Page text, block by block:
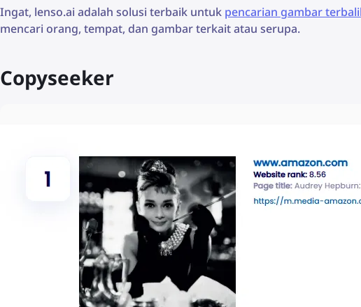
Ingat, lenso.ai adalah solusi terbaik untuk pencarian gambar
mencari orang, tempat, dan gambar terkait atau serupa.
Copyseeker